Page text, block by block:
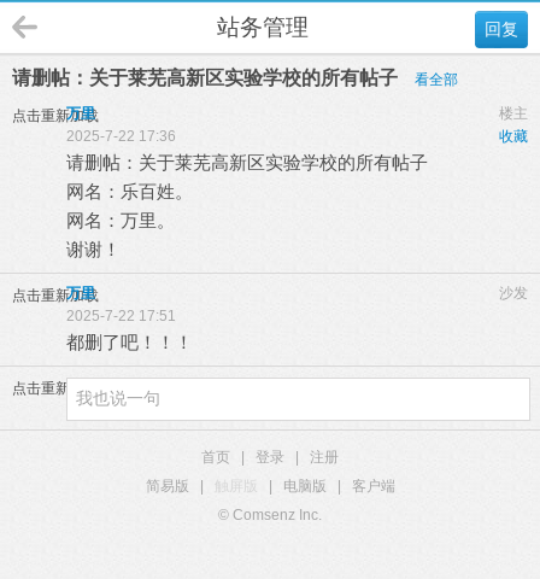
回复
站务管理
请删帖：关于莱芜高新区实验学校的所有帖子 看全部
点击重新加载 楼主
万里
收藏
2025-7-22 17:36
请删帖：关于莱芜高新区实验学校的所有帖子
网名：乐百姓。
网名：万里。
谢谢！
点击重新加载 沙发
万里
2025-7-22 17:51
都删了吧！！！
点击重新加载
首页 登录
注册
简易版
触屏版 电脑版
客户端
© Comsenz Inc.